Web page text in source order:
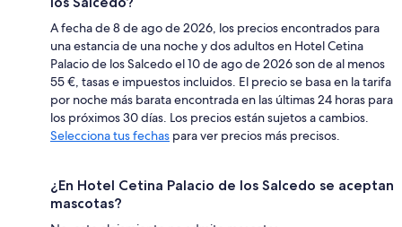
A fecha de 8 de ago de 2026, los precios encontrados para
una estancia de una noche y dos adultos en Hotel Cetina
Palacio de los Salcedo el 10 de ago de 2026 son de al menos
55 €, tasas e impuestos incluidos. El precio se basa en la tarifa
por noche más barata encontrada en las últimas 24 horas para
los próximos 30 días. Los precios están sujetos a cambios.
Selecciona tus fechas para ver precios más precisos.
¿En Hotel Cetina Palacio de los Salcedo se aceptan
mascotas?